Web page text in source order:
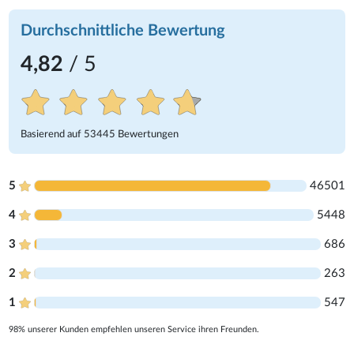
Durchschnittliche Bewertung
4,82 / 5
Basierend auf 53445 Bewertungen
5 46501
4 5448
3 686
2 263
1 547
98% unserer Kunden empfehlen unseren Service ihren Freunden.